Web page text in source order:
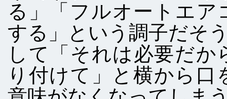
る」「フルオートエ
する」という調子だそ
して「それは必要だ
り付けて」と横から